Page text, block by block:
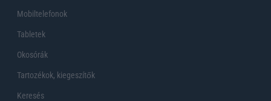
Mobiltelefonok
Tabletek
Okosórák
Tartozékok, kiegeszítők
Keresés